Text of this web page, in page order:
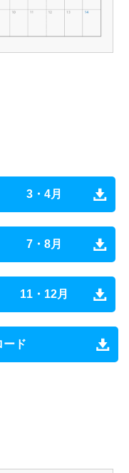
3・4月
7・8月
11・12月
ード